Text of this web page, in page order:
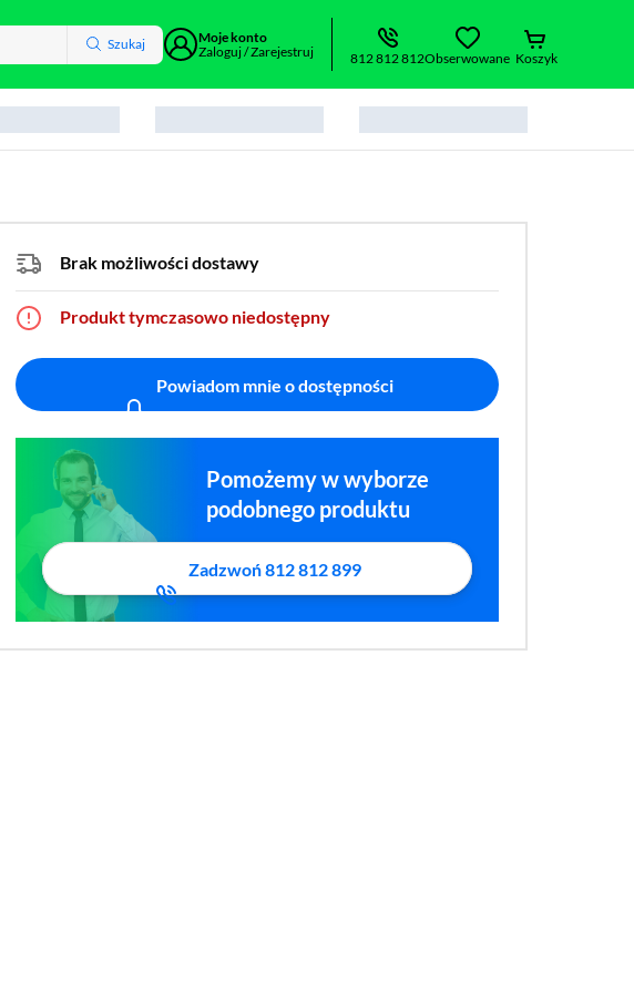
Szukaj
Moje konto
Zaloguj / Zarejestruj
812 812 812Obserwowane Koszyk
Brak możliwości dostawy
Produkt tymczasowo niedostępny
Powiadom mnie o dostępności
Pomożemy w wyborze
podobnego produktu
Zadzwoń 812 812 899